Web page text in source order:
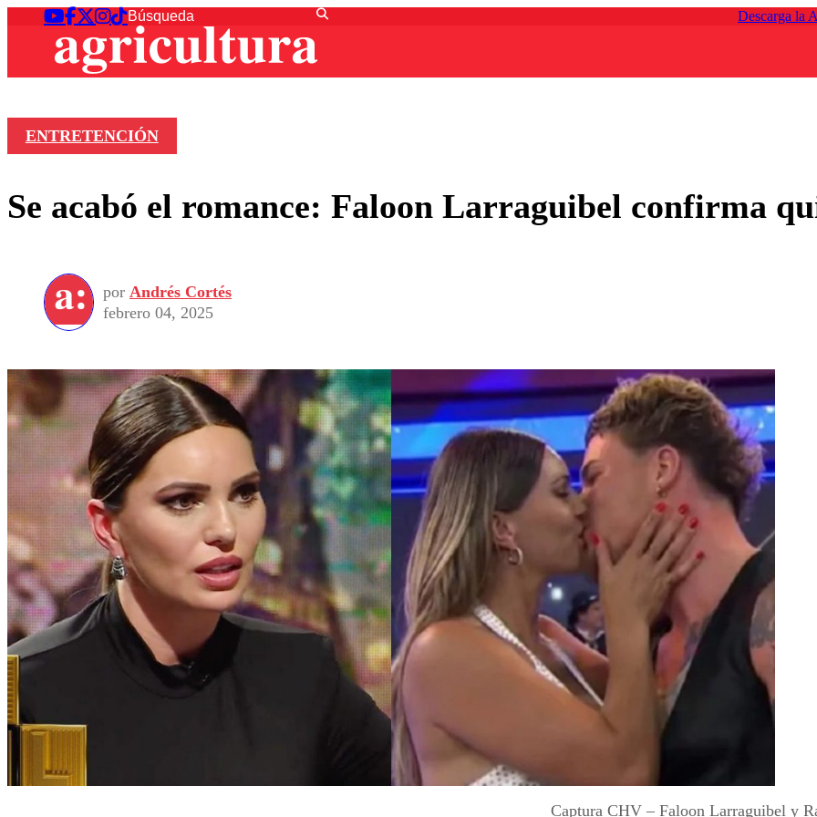
Descarga la
ENTRETENCIÓN
Se acabó el romance: Faloon Larraguibel confirma
por Andrés Cortés
febrero 04, 2025
Captura CHV – Faloon Larraguibel y